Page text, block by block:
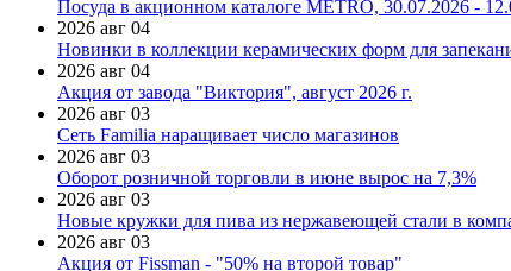
Посуда в акционном каталоге METRO, 30.07.2026 -
2026 авг 04
Новинки в коллекции керамических форм для
2026 авг 04
Акция от завода "Виктория", август 2026 г.
2026 авг 03
Сеть Familia наращивает число магазинов
2026 авг 03
Оборот розничной торговли в июне вырос на 7,3%
2026 авг 03
Новые кружки для пива из нержавеющей стали в
2026 авг 03
Акция от Fissman - "50% на второй товар"